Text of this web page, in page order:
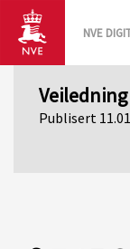
NVE
Publisert